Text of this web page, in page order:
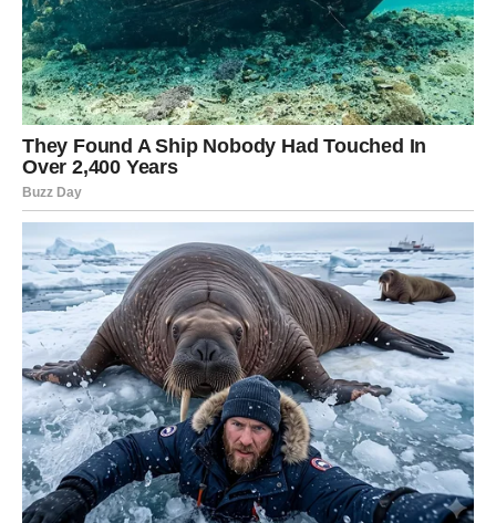
BONUS TEKST
Antikne napolitanke sa mlekom, karamelom i orasima
predstavljaju jednostavan, ali izuzetno bogat i ukusan
desert koji se pravi od svega tri osnovna sastojka. Ovaj
tradicionalni recept, poznat po svom intenzivnom
karamelnom ukusu i hrskavim slojevima oblatni, savršen
je za one trenutke kada želite nešto slatko, domaće i
starinsko, a da ne morate provesti sate u kuhinji.